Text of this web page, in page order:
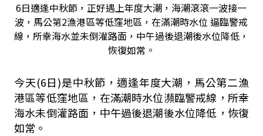
6日適逢中秋節，正好遇上年度大潮，海潮滾滾一波接一
波，馬公第2漁港區等低窪地區，在滿潮時水位 逼臨警戒
線，所幸海水並未倒灌路面，中午過後退潮後水位降低，
恢復如常。
今天(6日)是中秋節，適逢年度大潮，馬公第二漁
港區等低窪地區，在滿潮時水位瀕臨警戒線，所幸
海水未倒灌路面，中午過後退潮後水位降低，恢復
如常。